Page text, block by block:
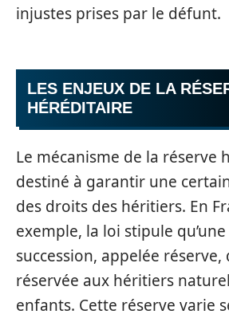
injustes prises par le défunt.
LES ENJEUX DE LA
HÉRÉDITAIRE
Le mécanisme de la réserve
destiné à garantir une
des droits des héritiers. En
exemple, la loi stipule
succession, appelée
réservée aux héritiers
enfants. Cette réserve varie